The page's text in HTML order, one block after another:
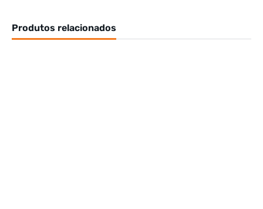
Produtos relacionados